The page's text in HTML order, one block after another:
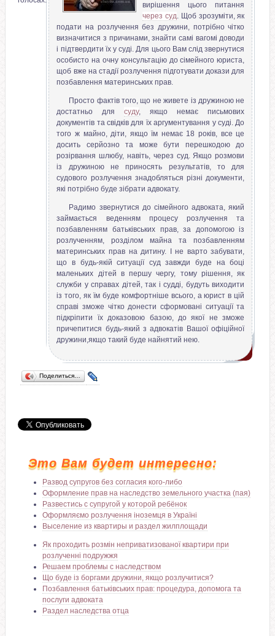
вирішення цього питання
через суд. Щоб зрозуміти, як
подати на розлучення без дружини, потрібно чітко
визначитися з причинами, знайти самі вагомі доводи
і підтвердити їх у суді. Для цього Вам слід звернутися
особисто на очну консультацію до сімейного юриста,
щоб вже на стадії розлучення підготувати докази для
позбавлення материнських прав.
Просто фактів того, що не живете із дружиною не
достатньо длясуду, якщо немає письмових
документів та свідків для їх аргументування у суді. До
того ж майно, діти, якщо їм немає 18 років, все це
досить серйозно та може бути перешкодою до
розірвання шлюбу, навіть, через суд. Якщо розмови
із дружиною не приносять результатів, то для
судового розлучення знадобляться різні документи,
які потрібно буде зібрати адвокату.
Радимо звернутися до сімейного адвоката, який
займається веденням процесу розлучення та
позбавленням батьківських прав, за допомогою із
розлученням, розділом майна та позбавленням
материнських прав на дитину. І не варто забувати,
що в будь-якій ситуації суд завжди буде на боці
маленьких дітей в першу чергу, тому рішення, як
служби у справах дітей, так і судді, будуть виходити
із того, як їм буде комфортніше всього, а юрист в цій
справі зможе чітко донести сформовані ситуації та
підкріпити їх доказовою базою, до якої не зможе
причепитися будь-який з адвокатів Вашої офіційної
дружини,якщо такий буде найнятий нею.
Поделиться…
Это Вам будет интересно:
Развод супругов без согласия кого-либо
Оформление прав на наследство земельного участка (пая)
Развестись с супругой у которой ребёнок
Оформляємо розлучення іноземця в Україні
Выселение из квартиры и раздел жилплощади
Як проходить розмін неприватизованої квартири при
розлученні подружжя
Решаем проблемы с наследством
Що буде із боргами дружини, якщо розлучитися?
Позбавлення батьківських прав: процедура, допомога та
послуги адвоката
Раздел наследства отца